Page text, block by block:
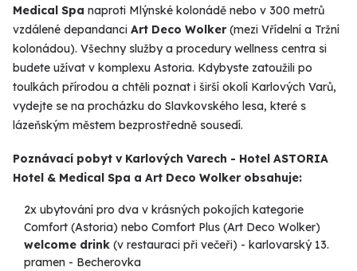
Medical Spa naproti Mlýnské kolonádě nebo v 300 metrů
vzdálené depandanci Art Deco Wolker(mezi Vřídelní a Tržní
kolonádou). Všechny služby a procedury wellness centra si
budete užívat v komplexu Astoria. Kdybyste zatoužili po
toulkách přírodou a chtěli poznat i širší okolí Karlových Varů,
vydejte se na procházku do Slavkovského lesa, které s
lázeňským městem bezprostředně sousedí.
Poznávací pobyt v Karlových Varech - Hotel ASTORIA
Hotel & Medical Spa a Art Deco Wolkerobsahuje:
2x ubytování pro dva v krásných pokojích kategorie
Comfort (Astoria) nebo Comfort Plus (Art Deco Wolker)
welcome drink (v restauraci při večeři) - karlovarský 13.
pramen - Becherovka